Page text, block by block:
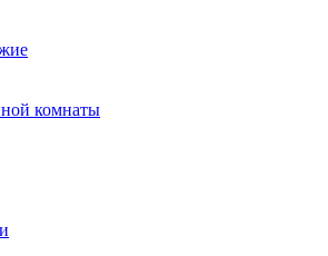
комнаты